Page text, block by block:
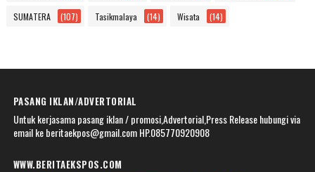
SUMATERA (107) Tasikmalaya (14) Wisata (14)
PASANG IKLAN/ADVERTORIAL
Untuk kerjasama pasang iklan / promosi,Advertorial,Press Release hubungi via
email ke beritaekpos@gmail.com HP.085770920908
WWW.BERITAEKSPOS.COM